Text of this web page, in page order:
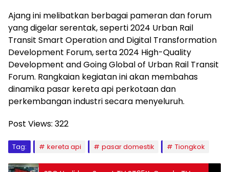
Ajang ini melibatkan berbagai pameran dan forum
yang digelar serentak, seperti 2024 Urban Rail
Transit Smart Operation and Digital Transformation
Development Forum, serta 2024 High-Quality
Development and Going Global of Urban Rail Transit
Forum. Rangkaian kegiatan ini akan membahas
dinamika pasar kereta api perkotaan dan
perkembangan industri secara menyeluruh.
Post Views: 322
Tag: kereta api pasar domestik Tiongkok